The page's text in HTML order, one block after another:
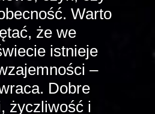
Warto
że we
istnieje
–
Dobre
życzliwość i